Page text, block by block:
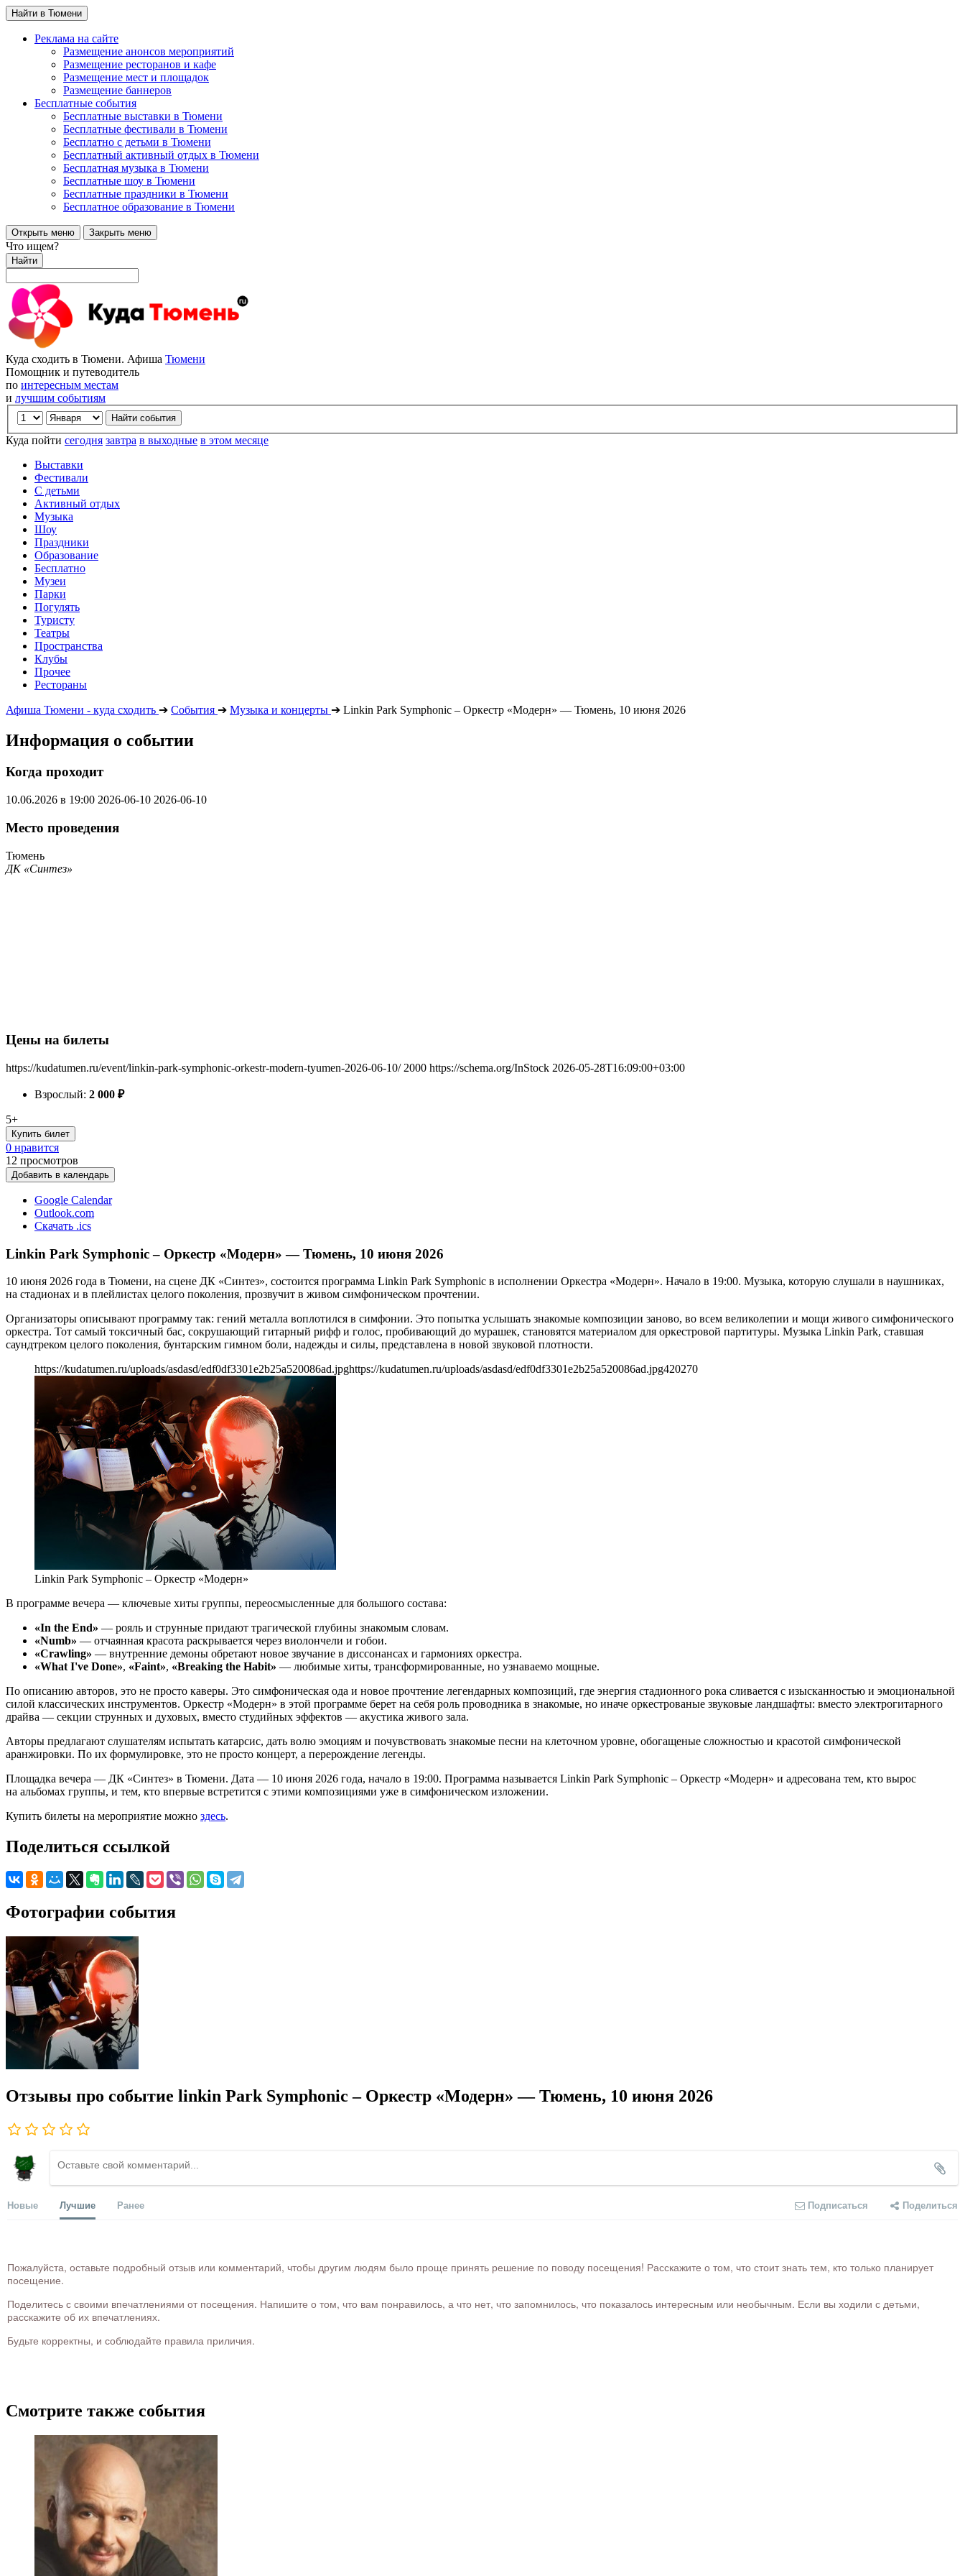
Найти в Тюмени
Реклама на сайте
Размещение анонсов мероприятий
Размещение ресторанов и кафе
Размещение мест и площадок
Размещение баннеров
Бесплатные события
Бесплатные выставки в Тюмени
Бесплатные фестивали в Тюмени
Бесплатно с детьми в Тюмени
Бесплатный активный отдых в Тюмени
Бесплатная музыка в Тюмени
Бесплатные шоу в Тюмени
Бесплатные праздники в Тюмени
Бесплатное образование в Тюмени
Открыть меню Закрыть меню
Что ищем?
Найти
Куда сходить в Тюмени. Афиша Тюмени
Помощник и путеводитель
по интересным местам
и лучшим событиям
Куда пойти сегодня завтра в выходные в этом месяце
Выставки
Фестивали
С детьми
Активный отдых
Музыка
Шоу
Праздники
Образование
Бесплатно
Музеи
Парки
Погулять
Туристу
Театры
Пространства
Клубы
Прочее
Рестораны
Афиша Тюмени - куда сходить ➔ События ➔ Музыка и концерты ➔ Linkin Park Symphonic – Оркестр «Модерн» — Тюмень, 10 июня 2026
Информация о событии
Когда проходит
10.06.2026 в 19:00 2026-06-10 2026-06-10
Место проведения
Тюмень
ДК «Синтез»
Цены на билеты
https://kudatumen.ru/event/linkin-park-symphonic-orkestr-modern-tyumen-2026-06-10/ 2000 https://schema.org/InStock 2026-05-28T16:09:00+03:00
Взрослый: 2 000 ₽
5+
Купить билет
0 нравится
12 просмотров
Добавить в календарь
Google Calendar
Outlook.com
Скачать .ics
Linkin Park Symphonic – Оркестр «Модерн» — Тюмень, 10 июня 2026
10 июня 2026 года в Тюмени, на сцене ДК «Синтез», состоится программа Linkin Park Symphonic в исполнении Оркестра «Модерн». Начало в 19:00. Музыка, которую слушали в наушниках,
на стадионах и в плейлистах целого поколения, прозвучит в живом симфоническом прочтении.
Организаторы описывают программу так: гений металла воплотился в симфонии. Это попытка услышать знакомые композиции заново, во всем великолепии и мощи живого симфонического
оркестра. Тот самый токсичный бас, сокрушающий гитарный рифф и голос, пробивающий до мурашек, становятся материалом для оркестровой партитуры. Музыка Linkin Park, ставшая
саундтреком целого поколения, бунтарским гимном боли, надежды и силы, представлена в новой звуковой плотности.
https://kudatumen.ru/uploads/asdasd/edf0df3301e2b25a520086ad.jpghttps://kudatumen.ru/uploads/asdasd/edf0df3301e2b25a520086ad.jpg420270
Linkin Park Symphonic – Оркестр «Модерн»
В программе вечера — ключевые хиты группы, переосмысленные для большого состава:
«In the End» — рояль и струнные придают трагической глубины знакомым словам.
«Numb» — отчаянная красота раскрывается через виолончели и гобои.
«Crawling» — внутренние демоны обретают новое звучание в диссонансах и гармониях оркестра.
«What I've Done», «Faint», «Breaking the Habit» — любимые хиты, трансформированные, но узнаваемо мощные.
По описанию авторов, это не просто каверы. Это симфоническая ода и новое прочтение легендарных композиций, где энергия стадионного рока сливается с изысканностью и эмоциональной
силой классических инструментов. Оркестр «Модерн» в этой программе берет на себя роль проводника в знакомые, но иначе оркестрованые звуковые ландшафты: вместо электрогитарного
драйва — секции струнных и духовых, вместо студийных эффектов — акустика живого зала.
Авторы предлагают слушателям испытать катарсис, дать волю эмоциям и почувствовать знакомые песни на клеточном уровне, обогащеные сложностью и красотой симфонической
аранжировки. По их формулировке, это не просто концерт, а перерождение легенды.
Площадка вечера — ДК «Синтез» в Тюмени. Дата — 10 июня 2026 года, начало в 19:00. Программа называется Linkin Park Symphonic – Оркестр «Модерн» и адресована тем, кто вырос
на альбомах группы, и тем, кто впервые встретится с этими композициями уже в симфоническом изложении.
Купить билеты на мероприятие можно здесь.
Поделиться ссылкой
Фотографии события
Отзывы про событие linkin Park Symphonic – Оркестр «Модерн» — Тюмень, 10 июня 2026
Новые Лучшие Ранее Подписаться Поделиться
Пожалуйста, оставьте подробный отзыв или комментарий, чтобы другим людям было проще принять решение по поводу посещения! Расскажите о том, что стоит знать тем, кто только планирует
посещение.
Поделитесь с своими впечатлениями от посещения. Напишите о том, что вам понравилось, а что нет, что запомнилось, что показалось интересным или необычным. Если вы ходили с детьми,
расскажите об их впечатлениях.
Будьте корректны, и соблюдайте правила приличия.
Смотрите также события